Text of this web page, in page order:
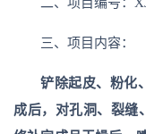
三、项目内容：
铲除起皮、粉化
成后，对孔洞、裂缝